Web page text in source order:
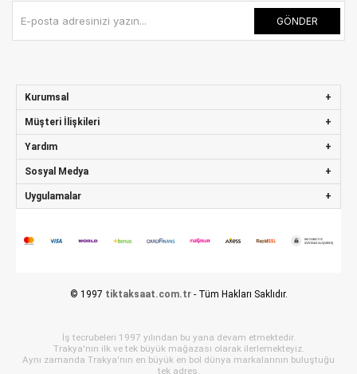
GÖNDER
Kurumsal
Müşteri İlişkileri
Yardım
Sosyal Medya
Uygulamalar
© 1997 tiktaksaat.com.tr - Tüm Hakları Saklıdır.
İş tecrubeleri 1997 yılından bu yana devam etmektedir.
Trakya'nın ilk ve tek büyük mağazası olarak ilerlemekteyiz.
Aynı zamanda Trakya'nın en büyük en bol dünya markalarının buluştuğu
tek adres.